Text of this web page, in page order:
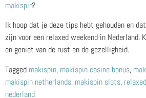
makispin?
Ik hoop dat je deze tips hebt gehouden en
zijn voor een relaxed weekend in Nederland.
en geniet van de rust en de gezelligheid.
Tagged makispin, makispin casino bonus,
makispin netherlands, makispin slots,
nederland